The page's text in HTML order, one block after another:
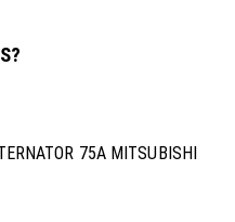
75A MITSUBISHI